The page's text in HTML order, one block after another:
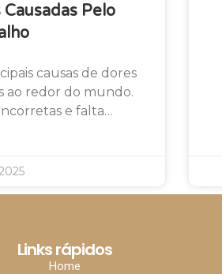
Pelo
causas de dores
ao redor do mundo.
e falta…
Links rápidos
Home